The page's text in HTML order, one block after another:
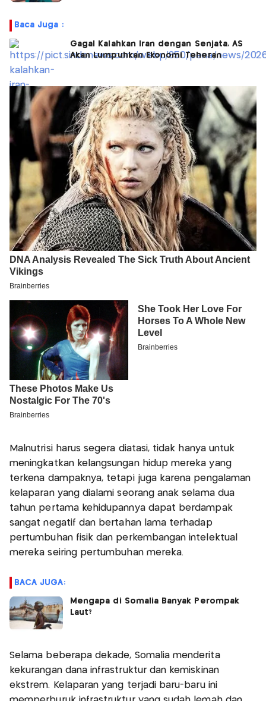
Baca Juga :
Gagal Kalahkan Iran dengan Senjata, AS
Akan Lumpuhkan Ekonomi Teheran
Malnutrisi harus segera diatasi, tidak hanya untuk
meningkatkan kelangsungan hidup mereka yang
terkena dampaknya, tetapi juga karena pengalaman
kelaparan yang dialami seorang anak selama dua
tahun pertama kehidupannya dapat berdampak
sangat negatif dan bertahan lama terhadap
pertumbuhan fisik dan perkembangan intelektual
mereka seiring pertumbuhan mereka.
BACA JUGA:
Mengapa di Somalia Banyak Perompak
Laut?
Selama beberapa dekade, Somalia menderita
kekurangan dana infrastruktur dan kemiskinan
ekstrem. Kelaparan yang terjadi baru-baru ini